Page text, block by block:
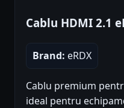
Cablu HDMI 2.1
Brand: eRDX
Cablu premium
ideal pentru